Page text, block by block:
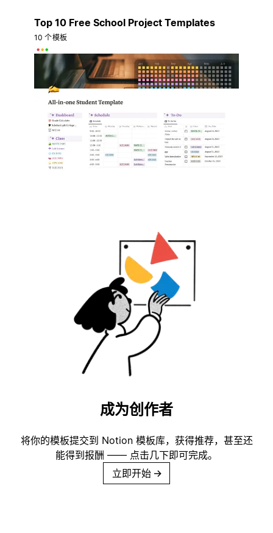
Top 10 Free School Project Templates
10 个模板
成为创作者
将你的模板提交到 Notion 模板库，获得推荐，甚至还
能得到报酬 —— 点击几下即可完成。
立即开始 →